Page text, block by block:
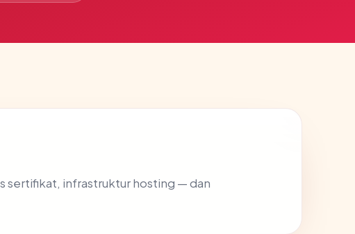
sertifikat, infrastruktur hosting — dan